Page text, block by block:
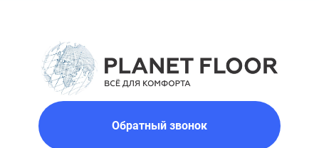
Обратный звонок